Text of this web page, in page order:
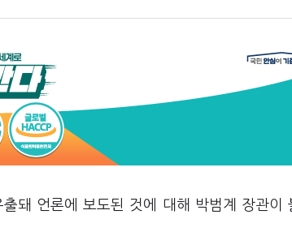
돼 언론에 보도된 것에 대해 박범계 장관이